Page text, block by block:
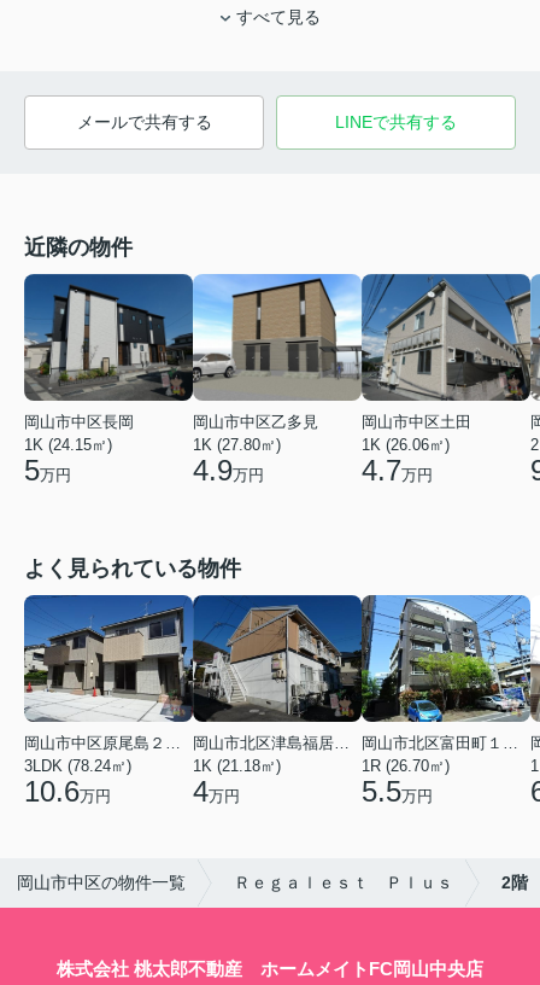
すべて見る
メールで共有する LINEで共有する
近隣の物件
岡山市中区長岡
1K (24.15㎡)
5万円
岡山市中区乙多見
1K (27.80㎡)
4.9万円
岡山市中区土田
1K (26.06㎡)
4.7万円
よく見られている物件
3LDK (78.24㎡)
10.6万円
1K (21.18㎡)
4万円
1R (26.70㎡)
5.5万円
岡山市中区の物件一覧 Ｒｅｇａｌｅｓｔ Ｐｌｕｓ 2階
株式会社 桃太郎不動産 ホームメイトFC岡山中央店